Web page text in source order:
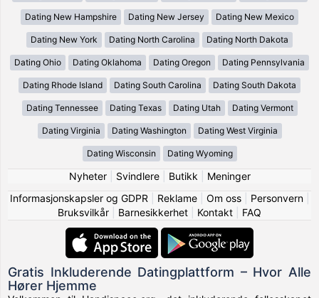
Dating New Hampshire Dating New Jersey Dating New Mexico
Dating New York Dating North Carolina Dating North Dakota
Dating Ohio Dating Oklahoma Dating Oregon Dating Pennsylvania
Dating Rhode Island Dating South Carolina Dating South Dakota
Dating Tennessee Dating Texas Dating Utah Dating Vermont
Dating Virginia Dating Washington Dating West Virginia
Dating Wisconsin Dating Wyoming
Nyheter| Svindlere| Butikk
Meninger
Informasjonskapsler og GDPR
Reklame| Om oss| Personvern|
Bruksvilkår
Barnesikkerhet Kontakt FAQ
Gratis Inkluderende Datingplattform – Hvor Alle
Hører Hjemme